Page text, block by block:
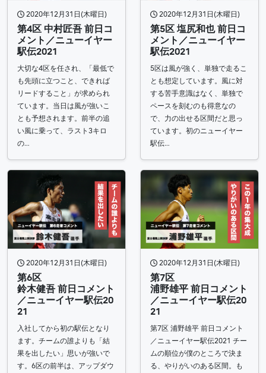
2020年12月31日(木曜日)
第4区 中村匠吾 前日コ
メント／ニューイヤー
駅伝2021
大切な4区を任され、「最低で
も先頭に立つこと、できれば
リードすること」が求められ
ています。当日は風が強いこ
とも予想されます。前半の追
い風に乗って、ラスト3キロ
の…
2020年12月31日(木曜日)
第5区 塩尻和也 前日コ
メント／ニューイヤー
駅伝2021
5区は風が強く、単独で走るこ
とも想定しています。風に対
する苦手意識はなく、単独で
ペースを刻むのも得意なの
で、力の出せる区間だと思っ
ています。初のニューイヤー
駅伝…
2020年12月31日(木曜日)
第6区
鈴木健吾 前日コメント
／ニューイヤー駅伝20
21​
入社してから初の駅伝となり
ます。チームの誰よりも「結
果を出したい」思いが強いで
す。6区の前半は、アップダウ
2020年12月31日(木曜日)
第7区
浦野雄平 前日コメント
／ニューイヤー駅伝20
21
第7区 浦野雄平 前日コメント
／ニューイヤー駅伝2021 チー
ムの順位が僕のところで決ま
る、やりがいのある区間。も